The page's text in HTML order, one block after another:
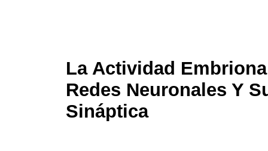
La Actividad
Redes Neuronales Y
Sináptica